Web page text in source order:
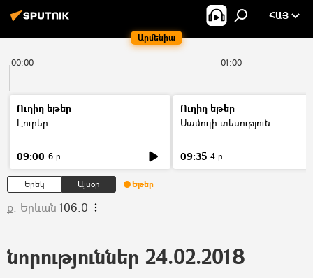
Արմենիա
ՀԱՅ
00:00 01:00
Ուղիղ եթեր
Լուրեր
09:00 6 ր
Ուղիղ եթեր
Մամուլի տեսություն
09:35 4 ր
Երեկ Այսօր Եթեր
ք. Երևան 106.0
նորություններ 24.02.2018